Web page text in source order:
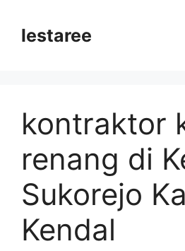
contentlestaree
kontraktor
renang di
Sukorejo
Kendal